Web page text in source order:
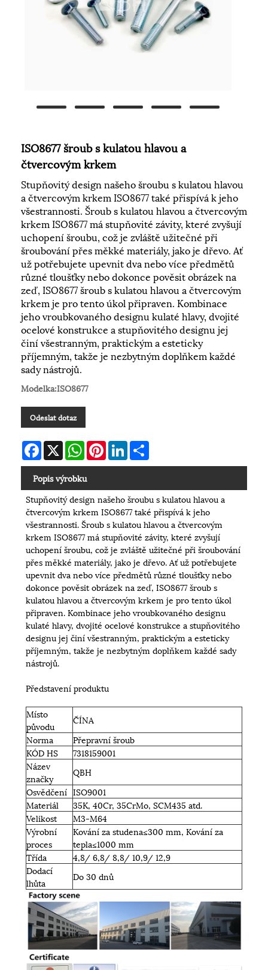
ISO8677 šroub s kulatou hlavou a
čtvercovým krkem
Stupňovitý design našeho šroubu s kulatou hlavou
a čtvercovým krkem ISO8677 také přispívá k jeho
všestrannosti. Šroub s kulatou hlavou a čtvercovým
krkem ISO8677 má stupňovité závity, které zvyšují
uchopení šroubu, což je zvláště užitečné při
šroubování přes měkké materiály, jako je dřevo. Ať
už potřebujete upevnit dva nebo více předmětů
různé tloušťky nebo dokonce pověsit obrázek na
zeď, ISO8677 šroub s kulatou hlavou a čtvercovým
krkem je pro tento úkol připraven. Kombinace
jeho vroubkovaného designu kulaté hlavy, dvojité
ocelové konstrukce a stupňovitého designu jej
činí všestranným, praktickým a esteticky
příjemným, takže je nezbytným doplňkem každé
sady nástrojů.
Modelka:ISO8677
Odeslat dotaz
Facebook
X WhatsAppPinterestLinkedIn
Popis výrobku
Stupňovitý design našeho šroubu s kulatou hlavou a
čtvercovým krkem ISO8677 také přispívá k jeho
všestrannosti. Šroub s kulatou hlavou a čtvercovým
krkem ISO8677 má stupňovité závity, které zvyšují
uchopení šroubu, což je zvláště užitečné při šroubování
přes měkké materiály, jako je dřevo. Ať už potřebujete
upevnit dva nebo více předmětů různé tloušťky nebo
dokonce pověsit obrázek na zeď, ISO8677 šroub s
kulatou hlavou a čtvercovým krkem je pro tento úkol
připraven. Kombinace jeho vroubkovaného designu
kulaté hlavy, dvojité ocelové konstrukce a stupňovitého
designu jej činí všestranným, praktickým a esteticky
příjemným, takže je nezbytným doplňkem každé sady
nástrojů.
Představení produktu
Místo
původu
ČÍNA
Norma
Přepravní šroub
KÓD HS
7318159001
Název
značky
QBH
Osvědčení ISO9001
Materiál
35K, 40Cr, 35CrMo, SCM435 atd.
Velikost
M3-M64
Výrobní
proces
Kování za studena≤300 mm, Kování za
tepla≤1000 mm
Třída
4,8/ 6,8/ 8,8/ 10,9/ 12,9
Dodací
lhůta
Do 30 dnů